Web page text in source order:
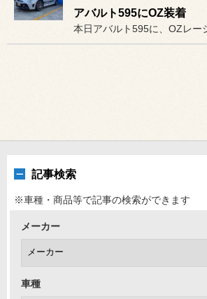
アバルト595にOZ装着
記事検索
※車種・商品等で記事の検索ができます
メーカー
車種